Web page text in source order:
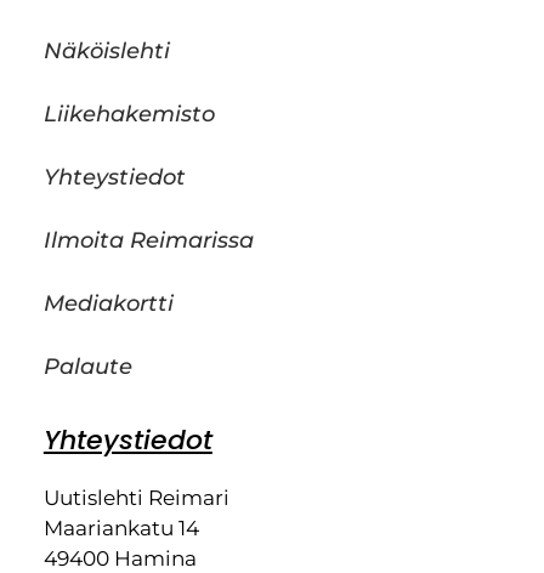
Näköislehti
Liikehakemisto
Yhteystiedot
Ilmoita Reimarissa
Mediakortti
Palaute
Yhteystiedot
Uutislehti Reimari
Maariankatu 14
49400 Hamina